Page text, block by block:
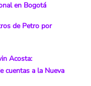
en Bogotá
de Petro por
Acosta:
cuentas a la Nueva